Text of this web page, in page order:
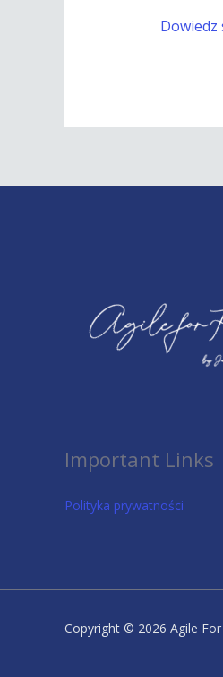
Dowiedz
Important Links
Polityka prywatności
Copyright © 2026 Agile